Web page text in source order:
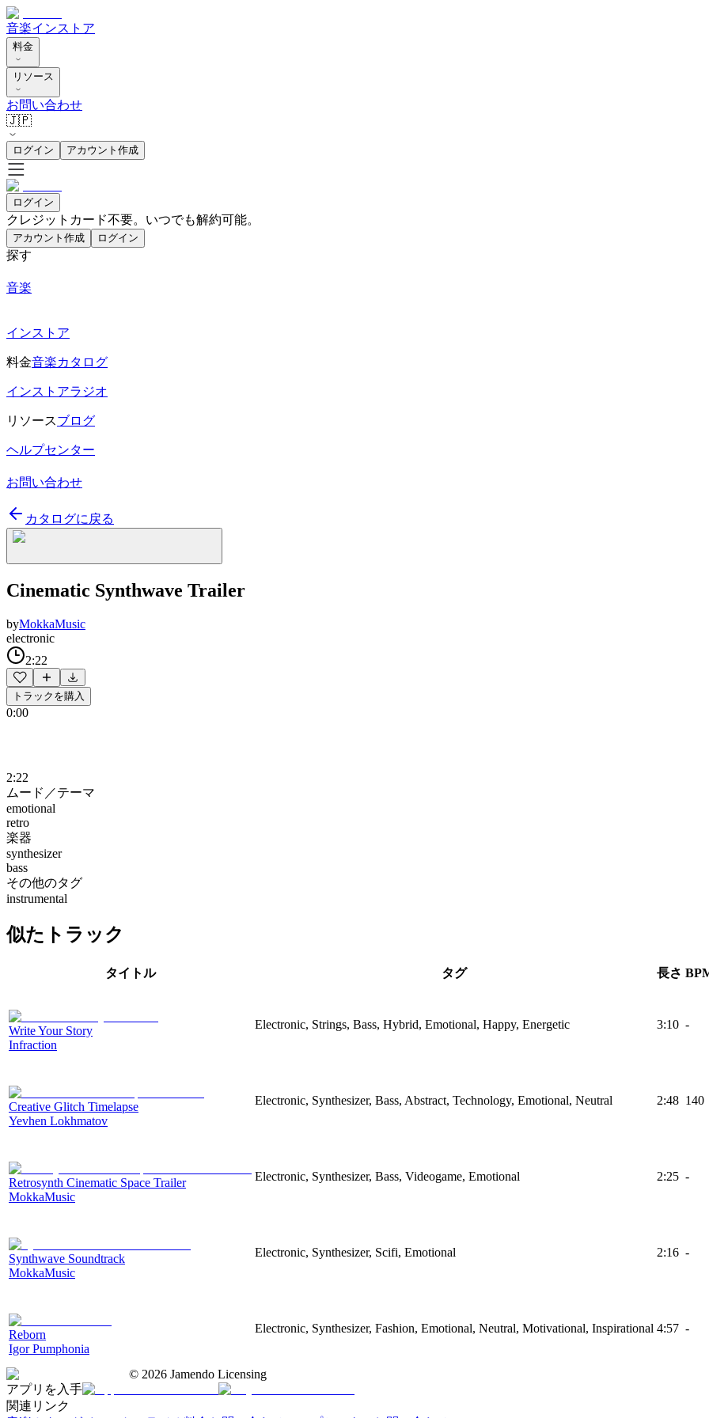
音楽インストア
料金
リソース
お問い合わせ
🇯🇵
ログイン アカウント作成
ログイン
クレジットカード不要。いつでも解約可能。
アカウント作成 ログイン
探す
音楽
インストア
料金音楽カタログ
インストアラジオ
リソースブログ
ヘルプセンター
お問い合わせ
カタログに戻る
Cinematic Synthwave Trailer
byMokkaMusic
electronic
2:22
トラックを購入
0:00
2:22
ムード／テーマ
emotional
retro
楽器
synthesizer
bass
その他のタグ
instrumental
似たトラック
タイトル タグ 長さ
Write Your Story
Infraction
Electronic, Strings, Bass, Hybrid, Emotional, Happy, Energetic 3:10 -
Creative Glitch Timelapse
Yevhen Lokhmatov
Electronic, Synthesizer, Bass, Abstract, Technology, Emotional, Neutral 2:48 140
Retrosynth Cinematic Space Trailer
MokkaMusic
Electronic, Synthesizer, Bass, Videogame, Emotional 2:25 -
Synthwave Soundtrack
MokkaMusic
Electronic, Synthesizer, Scifi, Emotional 2:16 -
Reborn
Igor Pumphonia
Electronic, Synthesizer, Fashion, Emotional, Neutral, Motivational, Inspirational 4:57 -
© 2026 Jamendo Licensing
アプリを入手
関連リンク